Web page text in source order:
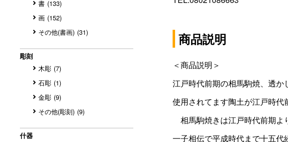
書 (133)
画 (152)
その他(書画) (31)
彫刻
木彫 (7)
石彫 (1)
金彫 (9)
その他(彫刻) (9)
什器
商品説明